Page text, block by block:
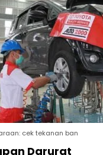
cek tekanan ban
Darurat